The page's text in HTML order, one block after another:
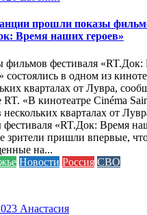
прошли показы
Время наших героев»
фильмов фестиваля
состоялись в одном из
кварталах от Лувра,
RT. «В кинотеатре Cinéma
нескольких кварталах от
фестиваля «RT.Док: Время
зрители пришли впервые,
на...
Новости Россия СВО
Анастасия